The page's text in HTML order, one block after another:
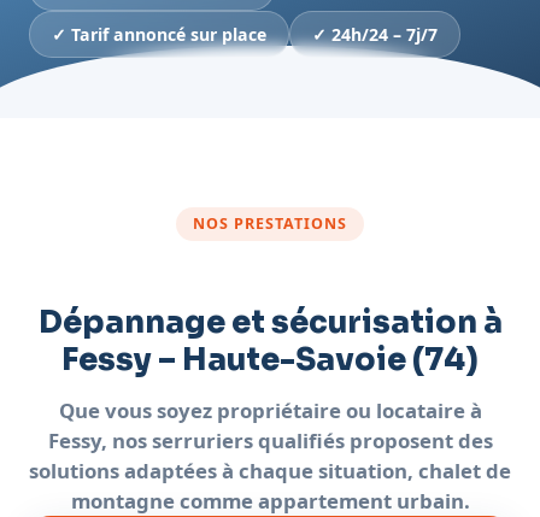
✓ Tarif annoncé sur place ✓ 24h/24 – 7j/7
NOS PRESTATIONS
Dépannage et sécurisation à
Fessy – Haute-Savoie (74)
Que vous soyez propriétaire ou locataire à
Fessy, nos serruriers qualifiés proposent des
solutions adaptées à chaque situation, chalet de
montagne comme appartement urbain.